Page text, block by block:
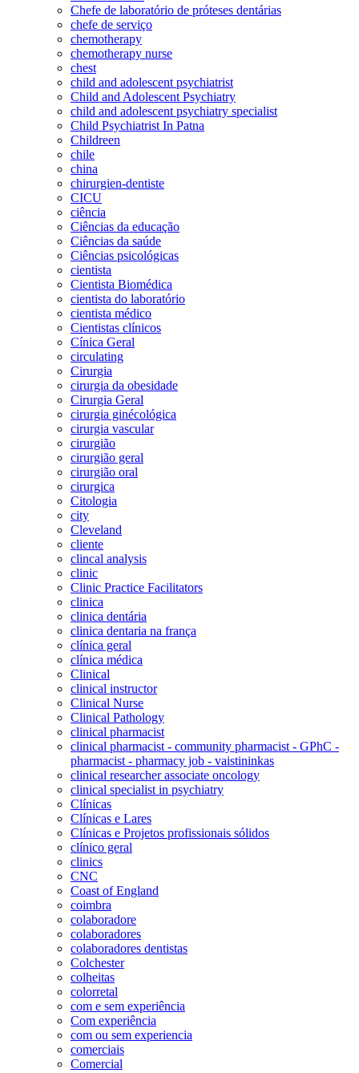
Chefe de laboratório de próteses dentárias
chefe de serviço
chemotherapy
chemotherapy nurse
chest
child and adolescent psychiatrist
Child and Adolescent Psychiatry
child and adolescent psychiatry specialist
Child Psychiatrist In Patna
Childreen
chile
china
chirurgien-dentiste
CICU
ciência
Ciências da educação
Ciências da saúde
Ciências psicológicas
cientista
Cientista Biomédica
cientista do laboratório
cientista médico
Cientistas clínicos
Cínica Geral
circulating
Cirurgia
cirurgia da obesidade
Cirurgia Geral
cirurgia ginécológica
cirurgia vascular
cirurgião
cirurgião geral
cirurgião oral
cirurgica
Citologia
city
Cleveland
cliente
clincal analysis
clinic
Clinic Practice Facilitators
clinica
clinica dentária
clinica dentaria na frança
clínica geral
clínica médica
Clinical
clinical instructor
Clinical Nurse
Clinical Pathology
clinical pharmacist
clinical pharmacist - community pharmacist - GPhC -
pharmacist - pharmacy job - vaistininkas
clinical researcher associate oncology
clinical specialist in psychiatry
Clínicas
Clínicas e Lares
Clínicas e Projetos profissionais sólidos
clínico geral
clinics
CNC
Coast of England
coimbra
colaboradore
colaboradores
colaboradores dentistas
Colchester
colheitas
colorretal
com e sem experiência
Com experiência
com ou sem experiencia
comerciais
Comercial